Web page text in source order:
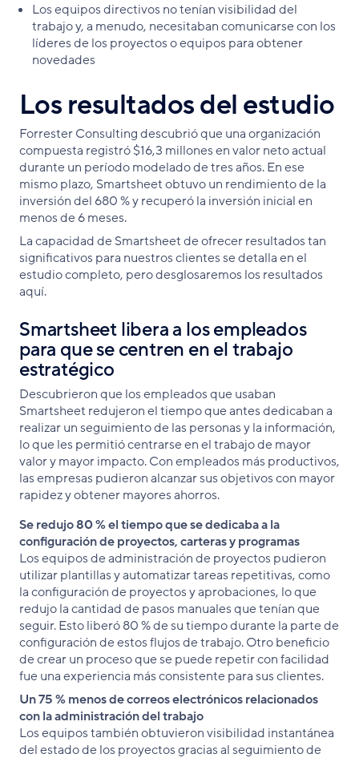
Los equipos directivos no tenían visibilidad del
trabajo y, a menudo, necesitaban comunicarse con los
líderes de los proyectos o equipos para obtener
novedades
Los resultados del estudio
Forrester Consulting descubrió que una organización
compuesta registró $16,3 millones en valor neto actual
durante un período modelado de tres años. En ese
mismo plazo, Smartsheet obtuvo un rendimiento de la
inversión del 680 % y recuperó la inversión inicial en
menos de 6 meses.
La capacidad de Smartsheet de ofrecer resultados tan
significativos para nuestros clientes se detalla en el
estudio completo, pero desglosaremos los resultados
aquí.
Smartsheet libera a los empleados
para que se centren en el trabajo
estratégico
Descubrieron que los empleados que usaban
Smartsheet redujeron el tiempo que antes dedicaban a
realizar un seguimiento de las personas y la información,
lo que les permitió centrarse en el trabajo de mayor
valor y mayor impacto. Con empleados más productivos,
las empresas pudieron alcanzar sus objetivos con mayor
rapidez y obtener mayores ahorros.
Se redujo 80 % el tiempo que se dedicaba a la
configuración de proyectos, carteras y programas
Los equipos de administración de proyectos pudieron
utilizar plantillas y automatizar tareas repetitivas, como
la configuración de proyectos y aprobaciones, lo que
redujo la cantidad de pasos manuales que tenían que
seguir. Esto liberó 80 % de su tiempo durante la parte de
configuración de estos flujos de trabajo. Otro beneficio
de crear un proceso que se puede repetir con facilidad
fue una experiencia más consistente para sus clientes.
Un 75 % menos de correos electrónicos relacionados
con la administración del trabajo
Los equipos también obtuvieron visibilidad instantánea
del estado de los proyectos gracias al seguimiento de